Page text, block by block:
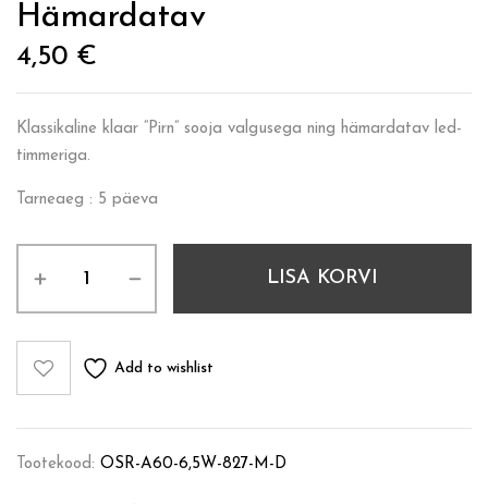
Hämardatav
4,50 €
Klassikaline klaar “Pirn” sooja valgusega ning hämardatav led-
timmeriga.
Tarneaeg : 5 päeva
LISA KORVI
Add to wishlist
Tootekood: OSR-A60-6,5W-827-M-D